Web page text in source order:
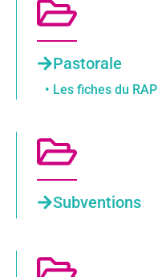
Pastorale
• Les fiches du RAP
Subventions